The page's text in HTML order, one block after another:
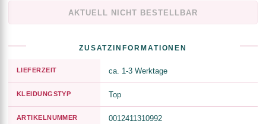
AKTUELL NICHT BESTELLBAR
ZUSATZINFORMATIONEN
LIEFERZEIT ca. 1-3 Werktage
KLEIDUNGSTYP Top
ARTIKELNUMMER
0012411310992